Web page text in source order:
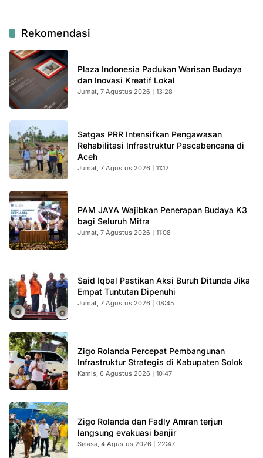
Rekomendasi
Plaza Indonesia Padukan Warisan Budaya
dan Inovasi Kreatif Lokal
Jumat, 7 Agustus 2026 | 13:28
Satgas PRR Intensifkan Pengawasan
Rehabilitasi Infrastruktur Pascabencana di
Aceh
Jumat, 7 Agustus 2026 | 11:12
PAM JAYA Wajibkan Penerapan Budaya K3
bagi Seluruh Mitra
Jumat, 7 Agustus 2026 | 11:08
Said Iqbal Pastikan Aksi Buruh Ditunda Jika
Empat Tuntutan Dipenuhi
Jumat, 7 Agustus 2026 | 08:45
Zigo Rolanda Percepat Pembangunan
Infrastruktur Strategis di Kabupaten Solok
Kamis, 6 Agustus 2026 | 10:47
Zigo Rolanda dan Fadly Amran terjun
langsung evakuasi banjir
Selasa, 4 Agustus 2026 | 22:47